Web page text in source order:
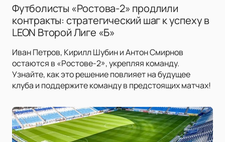
Футболисты «Ростова-2» продлили
контракты: стратегический шаг к успеху в
LEON Второй Лиге «Б»
Иван Петров, Кирилл Шубин и Антон Смирнов
остаются в «Ростове-2», укрепляя команду.
Узнайте, как это решение повлияет на будущее
клуба и поддержите команду в предстоящих матчах!